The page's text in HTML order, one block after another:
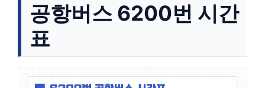
공항버스 6200번 시간
표